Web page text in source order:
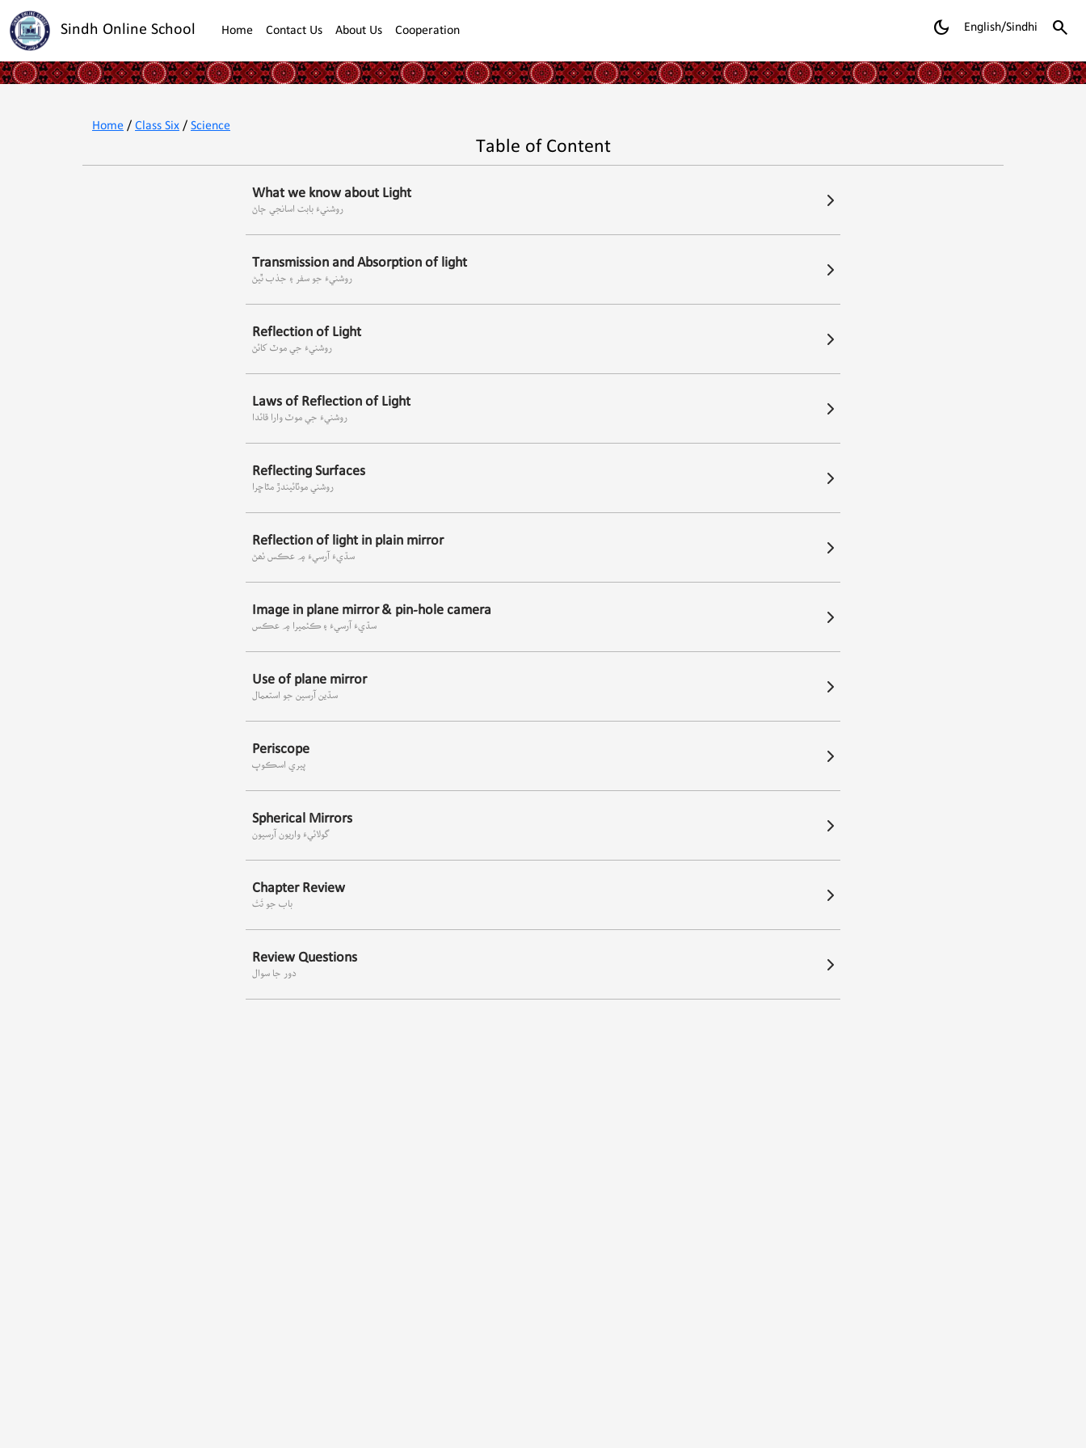
Sindh Online School Home Contact Us About Us Cooperation dark_mode English/Sindhi search
Home/Class Six/Science
Table of Content
What we know about Light
روشنيءَ بابت اسانجي ڄاڻ
Transmission and Absorption of light
روشنيءَ جو سفر ۽ جذب ٿيڻ
Reflection of Light
روشنيءَ جي موٽ کائڻ
Laws of Reflection of Light
روشنيءَ جي موٽ وارا قائدا
Reflecting Surfaces
روشني موٽائيندڙ مٿاڇرا
Reflection of light in plain mirror
سڌيءَ آرسيءَ ۾ عڪس ٺھڻ
Image in plane mirror & pin-hole camera
سڌيءَ آرسيءَ ۽ ڪئميرا ۾ عڪس
Use of plane mirror
سڌين آرسين جو استعمال
Periscope
پيري اسڪوپ
Spherical Mirrors
گولائيءَ واريون آرسيون
Chapter Review
باب جو تَتُ
Review Questions
دور جا سوال